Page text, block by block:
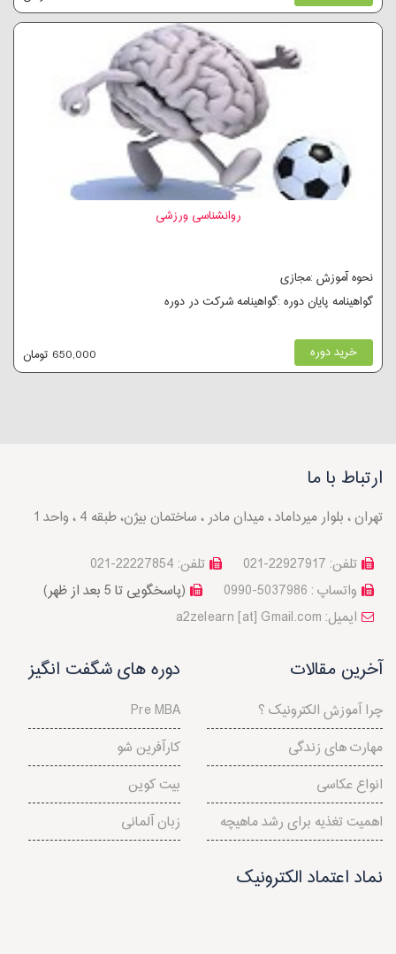
روانشناسی ورزشی
نحوه آموزش :مجازی
گواهینامه پایان دوره :گواهینامه شرکت در دوره
خرید دوره 650,000 تومان
ارتباط با ما
تهران ، بلوار میرداماد ، میدان مادر ، ساختمان بیژن، طبقه 4 ، واحد 1
تلفن: 22227854-021
تلفن: 22927917-021
(پاسخگویی تا 5 بعد از ظهر)
واتساپ : 5037986-0990
a2zelearn [at] Gmail.com :ایمیل
آخرین مقالات
چرا آموزش الکترونیک ؟
مهارت های زندگی
انواع عکاسی
اهمیت تغذیه برای رشد ماهیچه
دوره های شگفت انگیز
Pre MBA
کارآفرین شو
بیت کوین
زبان آلمانی
نماد اعتماد الکترونیک